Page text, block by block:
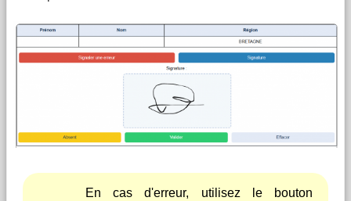
En cas d'erreur, utilisez le bouton